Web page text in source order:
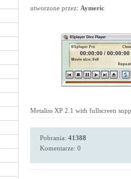
utworzone przez: Aymeric
Metaliss XP 2.1 with fullscreen
Pobrania: 41388
Komentarze: 0